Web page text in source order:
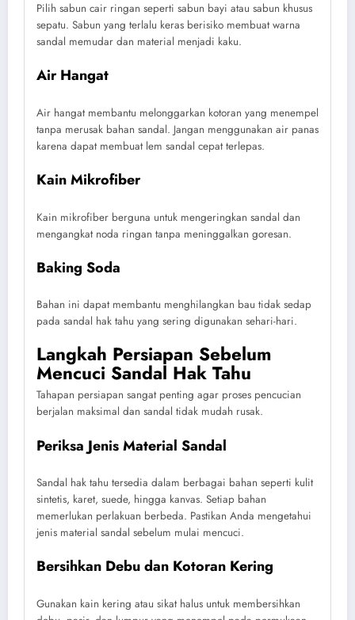
Pilih sabun cair ringan seperti sabun bayi atau sabun khusus
sepatu. Sabun yang terlalu keras berisiko membuat warna
sandal memudar dan material menjadi kaku.
Air Hangat
Air hangat membantu melonggarkan kotoran yang menempel
tanpa merusak bahan sandal. Jangan menggunakan air panas
karena dapat membuat lem sandal cepat terlepas.
Kain Mikrofiber
Kain mikrofiber berguna untuk mengeringkan sandal dan
mengangkat noda ringan tanpa meninggalkan goresan.
Baking Soda
Bahan ini dapat membantu menghilangkan bau tidak sedap
pada sandal hak tahu yang sering digunakan sehari-hari.
Langkah Persiapan Sebelum
Mencuci Sandal Hak Tahu
Tahapan persiapan sangat penting agar proses pencucian
berjalan maksimal dan sandal tidak mudah rusak.
Periksa Jenis Material Sandal
Sandal hak tahu tersedia dalam berbagai bahan seperti kulit
sintetis, karet, suede, hingga kanvas. Setiap bahan
memerlukan perlakuan berbeda. Pastikan Anda mengetahui
jenis material sandal sebelum mulai mencuci.
Bersihkan Debu dan Kotoran Kering
Gunakan kain kering atau sikat halus untuk membersihkan